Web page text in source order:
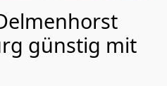
günstig mit